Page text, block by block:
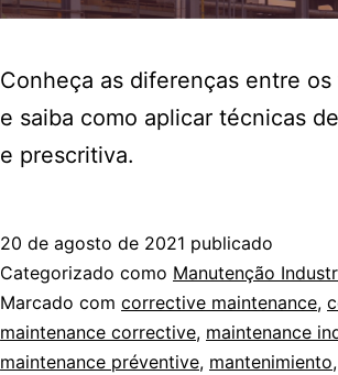
Conheça as diferenças entre
e saiba como aplicar técnicas
e prescritiva.
20 de agosto de 2021 publicado
Categorizado como Manutenção
Marcado com corrective maintenance,
maintenance corrective, maintenance
maintenance préventive, mantenimiento,